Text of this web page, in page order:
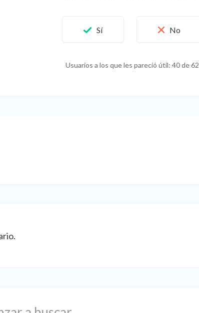
Usuarios a los que les pareció útil: 40 de 62